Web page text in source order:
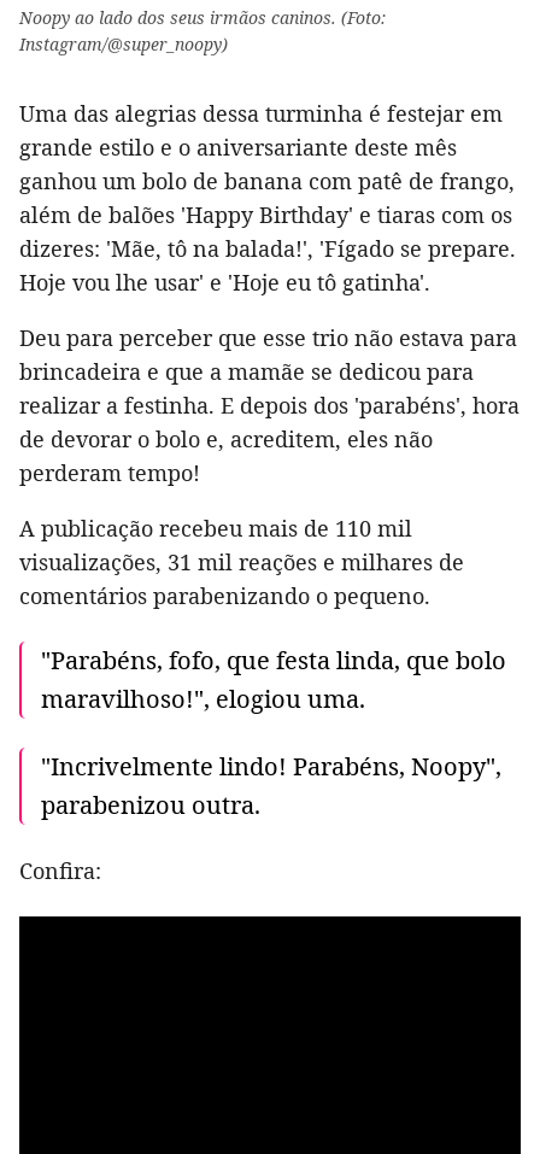
Noopy ao lado dos seus irmãos caninos. (Foto:
Instagram/@super_noopy)
Uma das alegrias dessa turminha é festejar em
grande estilo e o aniversariante deste mês
ganhou um bolo de banana com patê de frango,
além de balões 'Happy Birthday' e tiaras com os
dizeres: 'Mãe, tô na balada!', 'Fígado se prepare.
Hoje vou lhe usar' e 'Hoje eu tô gatinha'.
Deu para perceber que esse trio não estava para
brincadeira e que a mamãe se dedicou para
realizar a festinha. E depois dos 'parabéns', hora
de devorar o bolo e, acreditem, eles não
perderam tempo!
A publicação recebeu mais de 110 mil
visualizações, 31 mil reações e milhares de
comentários parabenizando o pequeno.
"Parabéns, fofo, que festa linda, que bolo
maravilhoso!", elogiou uma.
"Incrivelmente lindo! Parabéns, Noopy",
parabenizou outra.
Confira: